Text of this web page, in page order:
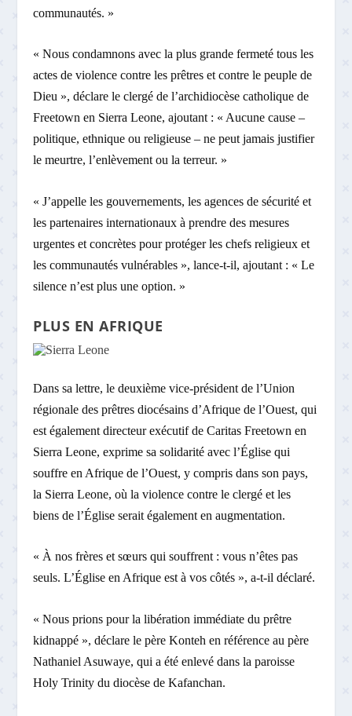
communautés. »
« Nous condamnons avec la plus grande fermeté tous les
actes de violence contre les prêtres et contre le peuple de
Dieu », déclare le clergé de l’archidiocèse catholique de
Freetown en Sierra Leone, ajoutant : « Aucune cause –
politique, ethnique ou religieuse – ne peut jamais justifier
le meurtre, l’enlèvement ou la terreur. »
« J’appelle les gouvernements, les agences de sécurité et
les partenaires internationaux à prendre des mesures
urgentes et concrètes pour protéger les chefs religieux et
les communautés vulnérables », lance-t-il, ajoutant : « Le
silence n’est plus une option. »
PLUS EN AFRIQUE
Dans sa lettre, le deuxième vice-président de l’Union
régionale des prêtres diocésains d’Afrique de l’Ouest, qui
est également directeur exécutif de Caritas Freetown en
Sierra Leone, exprime sa solidarité avec l’Église qui
souffre en Afrique de l’Ouest, y compris dans son pays,
la Sierra Leone, où la violence contre le clergé et les
biens de l’Église serait également en augmentation.
« À nos frères et sœurs qui souffrent : vous n’êtes pas
seuls. L’Église en Afrique est à vos côtés », a-t-il déclaré.
« Nous prions pour la libération immédiate du prêtre
kidnappé », déclare le père Konteh en référence au père
Nathaniel Asuwaye, qui a été enlevé dans la paroisse
Holy Trinity du diocèse de Kafanchan.